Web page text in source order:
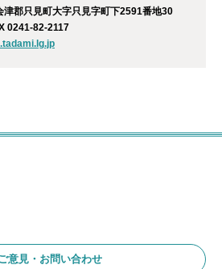
郡只見町大字只見字町下2591番地30
0241-82-2117
意見・お問い合わせ